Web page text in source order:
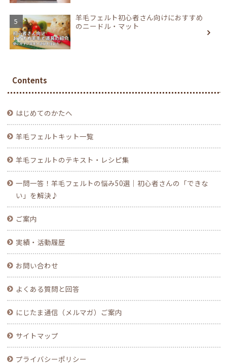
羊毛フェルト初心者さん向けにおすすめ
のニードル・マット
Contents
はじめてのかたへ
羊毛フェルトキット一覧
羊毛フェルトのテキスト・レシピ集
一問一答！羊毛フェルトの悩み50選｜初心者さんの「できな
い」を解決♪
ご案内
実績・活動履歴
お問い合わせ
よくある質問と回答
にじたま通信（メルマガ）ご案内
サイトマップ
プライバシーポリシー